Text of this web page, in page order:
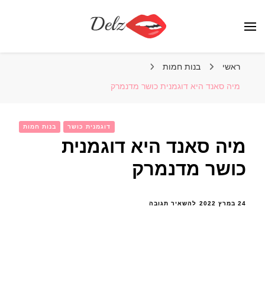
ראשי בנות חמות
מיה סאנד היא דוגמנית כושר מדנמרק
בנות חמות דוגמנית כושר
מיה סאנד היא דוגמנית
כושר מדנמרק
24 במרץ 2022 להשאיר תגובהבנושא